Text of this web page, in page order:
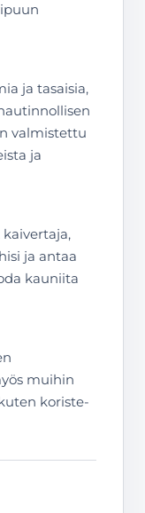
ja tasaisia,
valmistettu
ja
ja antaa
kauniita
muihin
koriste-